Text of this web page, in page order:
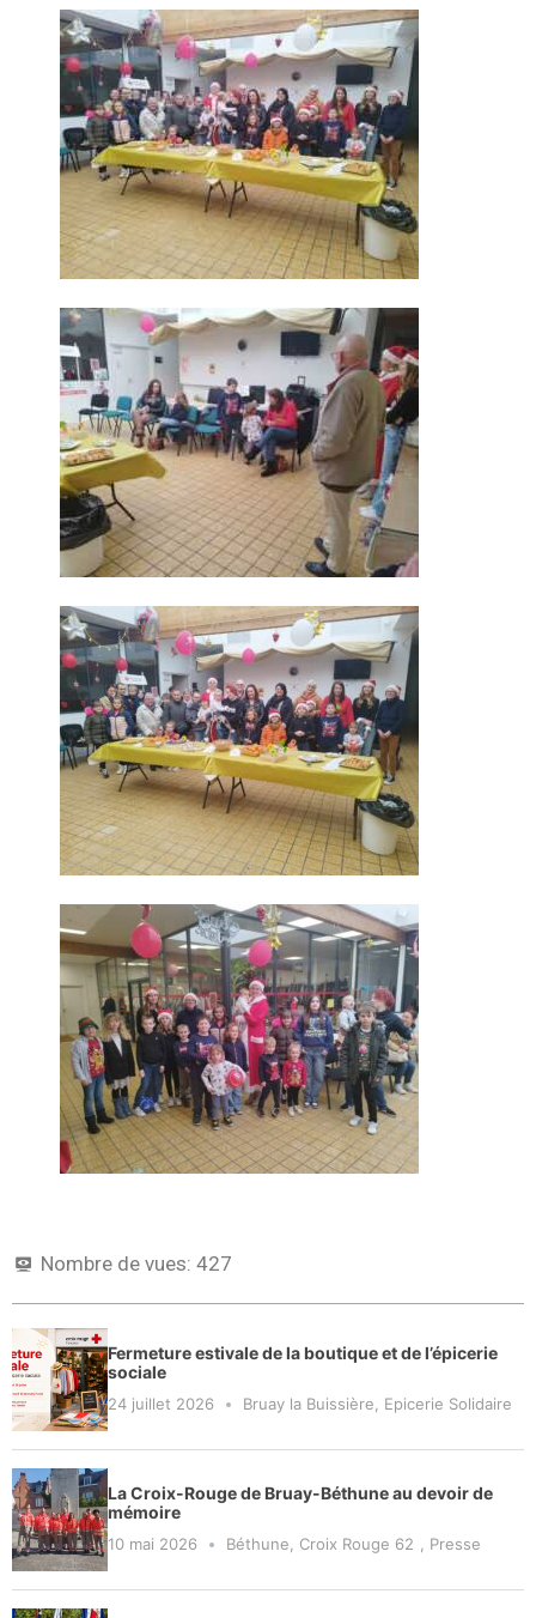
Nombre de vues: 427
Fermeture estivale de la boutique et de l’épicerie
sociale
24 juillet 2026 Bruay la Buissière Epicerie Solidaire
La Croix-Rouge de Bruay-Béthune au devoir de
mémoire
10 mai 2026 Béthune Croix Rouge 62 Presse